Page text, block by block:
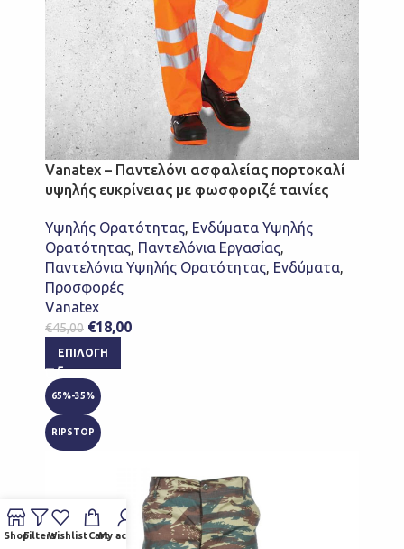
Vanatex – Παντελόνι ασφαλείας πορτοκαλί
υψηλής ευκρίνειας με φωσφοριζέ ταινίες
Υψηλής Ορατότητας, Ενδύματα Υψηλής
Ορατότητας, Παντελόνια Εργασίας,
Παντελόνια Υψηλής Ορατότητας, Ενδύματα,
Προσφορές
Vanatex
€45,00 €18,00
ΕΠΙΛΟΓΉ
65%-35%
RIPSTOP
ShopFiltersWishlist CartMy account